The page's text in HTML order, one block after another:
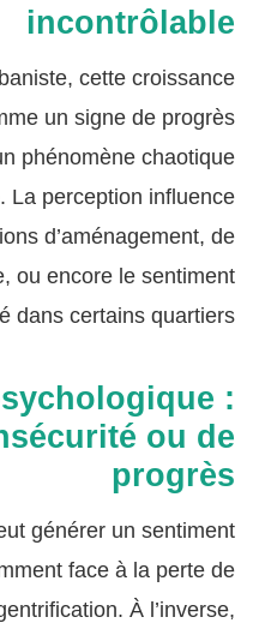
incontrôlable
cette croissance
un signe de progrès
phénomène chaotique
La perception influence
d’aménagement, de
ou encore le sentiment
dans certains quartiers.
:
ou de
progrès
générer un sentiment
face à la perte de
À l’inverse,